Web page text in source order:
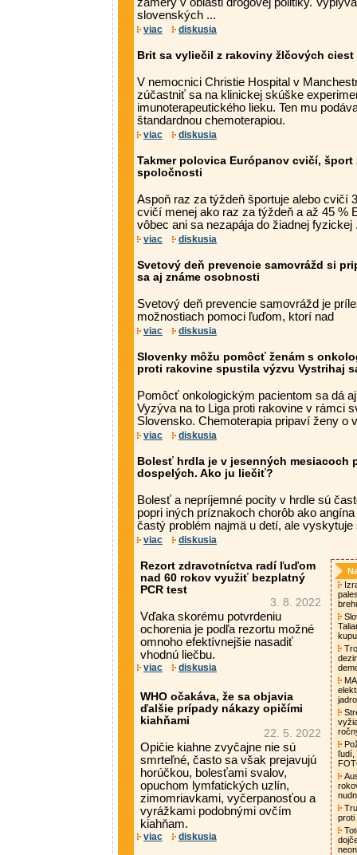
slovenských ...
viac diskusia
Brit sa vyliečil z rakoviny žlčových
V nemocnici Christie Hospital v
zúčastniť sa na klinickej skúške
imunoterapeutického lieku. Ten mu
štandardnou chemoterapiou.
viac diskusia
Takmer polovica Európanov cvičí,
spoločnosti
Aspoň raz za týždeň športuje alebo cvičí
cvičí menej ako raz za týždeň a až 45 %
vôbec ani sa nezapája do žiadnej fyzickej
viac diskusia
Svetový deň prevencie samovrážd si
sa aj známe osobnosti
Svetový deň prevencie samovrážd je
možnostiach pomoci ľuďom, ktorí nad
viac diskusia
Slovenky môžu pomôcť ženám s
proti rakovine spustila výzvu Vystrihaj
Pomôcť onkologickým pacientom sa dá
Vyzýva na to Liga proti rakovine v rámci
Slovensko. Chemoterapia pripaví ženy o
viac diskusia
Bolesť hrdla je v jesenných mesiacoch
dospelých. Ako ju liečiť?
Bolesť a nepríjemné pocity v hrdle sú
popri iných príznakoch chorôb ako
častý problém najmä u detí, ale
viac diskusia
Rezort zdravotníctva radí ľuďom
nad 60 rokov využiť bezplatný
PCR test
3. 8. 2022
Vďaka skorému potvrdeniu
ochorenia je podľa rezortu možné
omnoho efektívnejšie nasadiť
vhodnú liečbu.
viac diskusia
WHO očakáva, že sa objavia
ďalšie prípady nákazy opičími
kiahňami
22. 5. 2022
Opičie kiahne zvyčajne nie sú
smrteľné, často sa však prejavujú
horúčkou, bolesťami svalov,
opuchom lymfatických uzlín,
zimomriavkami, vyčerpanosťou a
vyrážkami podobnými ovčím
kiahňam.
viac diskusia
ľudí,
proti